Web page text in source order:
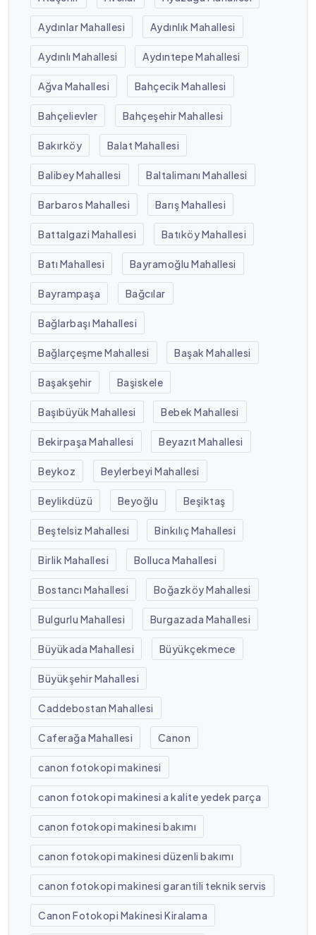
Aydınlar Mahallesi Aydınlık Mahallesi
Aydınlı Mahallesi Aydıntepe Mahallesi
Ağva Mahallesi Bahçecik Mahallesi
Bahçelievler Bahçeşehir Mahallesi
Bakırköy Balat Mahallesi
Balibey Mahallesi Baltalimanı Mahallesi
Barbaros Mahallesi Barış Mahallesi
Battalgazi Mahallesi Batıköy Mahallesi
Batı Mahallesi Bayramoğlu Mahallesi
Bayrampaşa Bağcılar
Bağlarbaşı Mahallesi
Bağlarçeşme Mahallesi Başak Mahallesi
Başakşehir Başiskele
Başıbüyük Mahallesi Bebek Mahallesi
Bekirpaşa Mahallesi Beyazıt Mahallesi
Beykoz Beylerbeyi Mahallesi
Beylikdüzü Beyoğlu Beşiktaş
Beştelsiz Mahallesi Binkılıç Mahallesi
Birlik Mahallesi Bolluca Mahallesi
Bostancı Mahallesi Boğazköy Mahallesi
Bulgurlu Mahallesi Burgazada Mahallesi
Büyükada Mahallesi Büyükçekmece
Büyükşehir Mahallesi
Caddebostan Mahallesi
Caferağa Mahallesi Canon
canon fotokopi makinesi
canon fotokopi makinesi a kalite yedek parça
canon fotokopi makinesi bakımı
canon fotokopi makinesi düzenli bakımı
canon fotokopi makinesi garantili teknik servis
Canon Fotokopi Makinesi Kiralama